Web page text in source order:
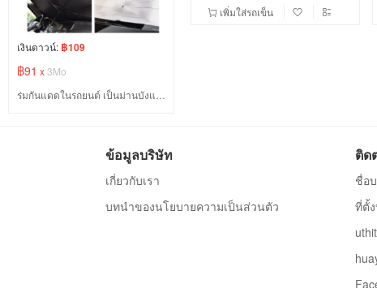
เงินดาวน์: ฿109
฿91 x3Mo
เพิ่มใส่รถเข็น
ข้อมูลบริษัท
เกี่ยวกับเรา
บทนำของนโยบายความเป็นส่วนตัว
ติด
ชื่อ
ที่ตั้